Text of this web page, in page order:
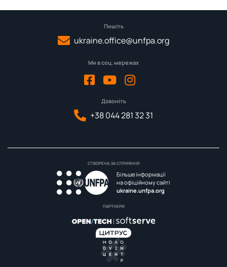
Пишіть
ukraine.office@unfpa.org
Ми в соц. мережах
Дзвоніть
+38 044 281 32 31
СТВОРЕНА ЗА СПРИЯННЯ
Більше інформації
на офіційному сайті
ukraine.unfpa.org
ПАРТНЕРИ